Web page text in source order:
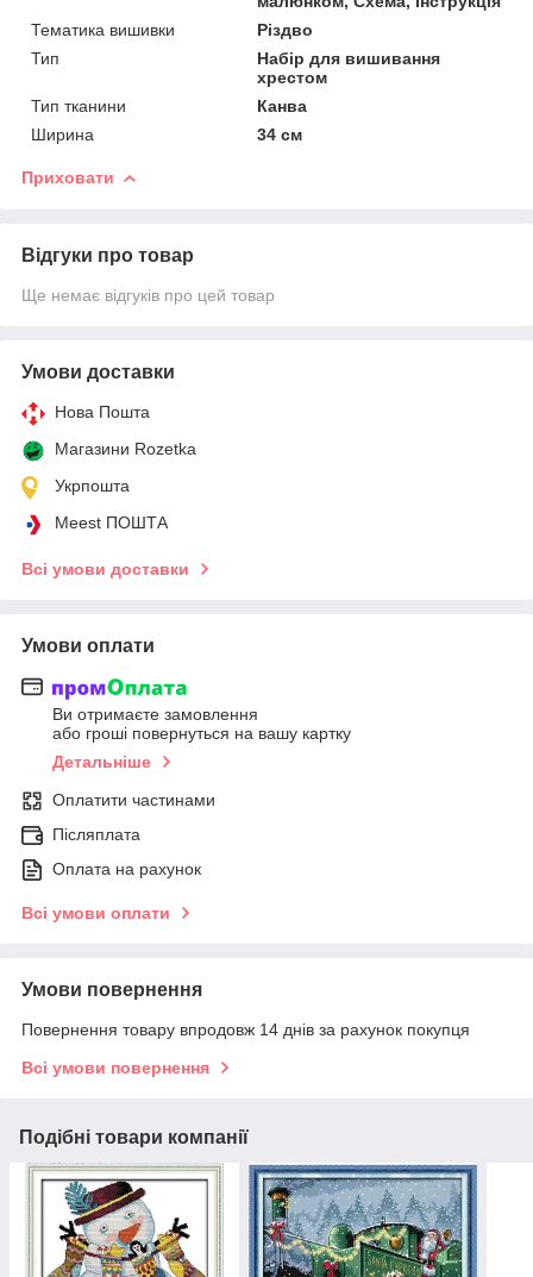
Тематика вишивки
Різдво
Тип
Набір для вишивання
хрестом
Тип тканини
Канва
Ширина
34 см
Приховати
Відгуки про товар
Ще немає відгуків про цей товар
Умови доставки
Нова Пошта
Магазини Rozetka
Укрпошта
Meest ПОШТА
Всі умови доставки
Умови оплати
Ви отримаєте замовлення
або гроші повернуться на вашу картку
Детальніше
Оплатити частинами
Післяплата
Оплата на рахунок
Всі умови оплати
Умови повернення
Повернення товару впродовж 14 днів за рахунок покупця
Всі умови повернення
Подібні товари компанії